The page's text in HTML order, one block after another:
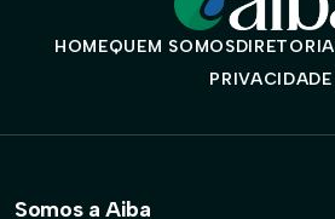
HOMEQUEM SOMOSDIRETORIA
PRIVACIDADE
Somos a Aiba